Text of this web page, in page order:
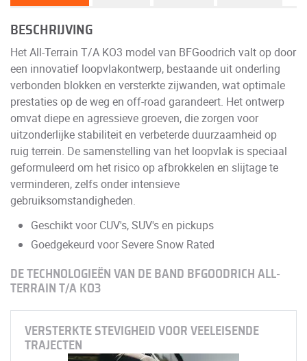
BESCHRIJVING
Het All-Terrain T/A KO3 model van BFGoodrich valt op door
een innovatief loopvlakontwerp, bestaande uit onderling
verbonden blokken en versterkte zijwanden, wat optimale
prestaties op de weg en off-road garandeert. Het ontwerp
omvat diepe en agressieve groeven, die zorgen voor
uitzonderlijke stabiliteit en verbeterde duurzaamheid op
ruig terrein. De samenstelling van het loopvlak is speciaal
geformuleerd om het risico op afbrokkelen en slijtage te
verminderen, zelfs onder intensieve
gebruiksomstandigheden.
Geschikt voor CUV's, SUV's en pickups
Goedgekeurd voor Severe Snow Rated
DE TECHNOLOGIEËN VAN DE BAND BFGOODRICH ALL-
TERRAIN T/A KO3
VERSTERKTE STEVIGHEID VOOR VEELEISENDE
TRAJECTEN